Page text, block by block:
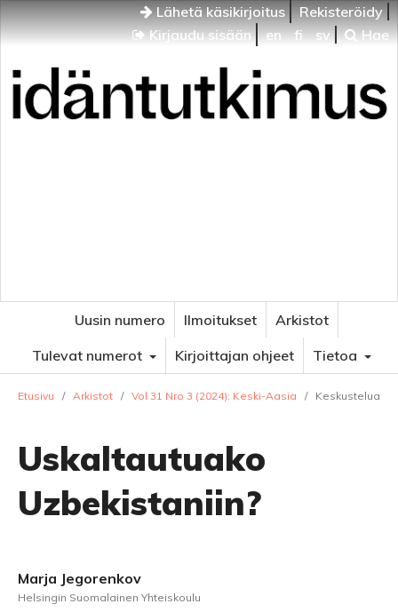
Lähetä käsikirjoitus
Rekisteröidy
Kirjaudu sisään
en fi sv Hae
Uusin numero Ilmoitukset
Arkistot
Tulevat numerot
Kirjoittajan ohjeet Tietoa
Etusivu / Arkistot / Vol 31 Nro 3 (2024): Keski-Aasia / Keskustelua
Uskaltautuako
Uzbekistaniin?
Marja Jegorenkov
Helsingin Suomalainen Yhteiskoulu